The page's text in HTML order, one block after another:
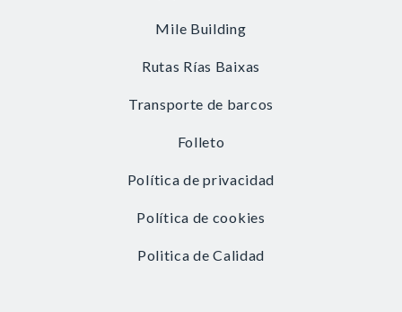
Mile Building
Rutas Rías Baixas
Transporte de barcos
Folleto
Política de privacidad
Política de cookies
Politica de Calidad